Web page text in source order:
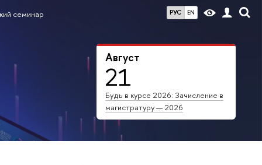
РУС EN
семинар
Август
21
Будь в курсе 2026: Зачисление в
магистратуру — 2026